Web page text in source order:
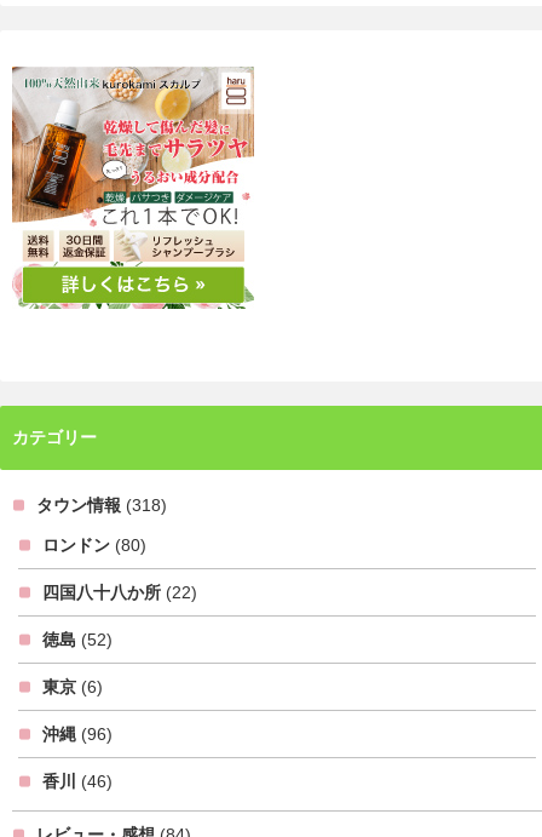
カテゴリー
タウン情報 (318)
ロンドン (80)
四国八十八か所 (22)
徳島 (52)
東京 (6)
沖縄 (96)
香川 (46)